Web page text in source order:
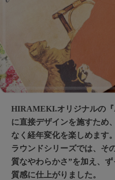
HIRAMEKI.オリジナルの
に直接デザインを施すため
なく経年変化を楽しめます。
ラウンドシリーズでは、そ
質なやわらかさ”を加え、
質感に仕上がりました。